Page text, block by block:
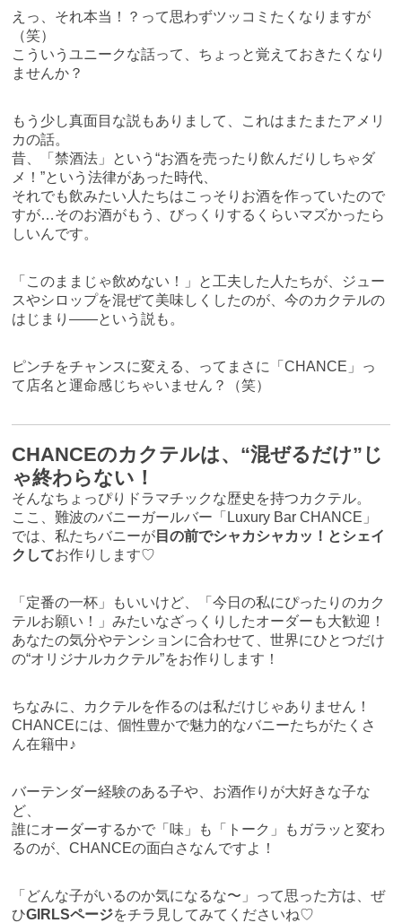
えっ、それ本当！？って思わずツッコミたくなりますが
（笑）
こういうユニークな話って、ちょっと覚えておきたくなり
ませんか？
もう少し真面目な説もありまして、これはまたまたアメリ
カの話。
昔、「禁酒法」という“お酒を売ったり飲んだりしちゃダ
メ！”という法律があった時代、
それでも飲みたい人たちはこっそりお酒を作っていたので
すが…そのお酒がもう、びっくりするくらいマズかったら
しいんです。
「このままじゃ飲めない！」と工夫した人たちが、ジュー
スやシロップを混ぜて美味しくしたのが、今のカクテルの
はじまり――という説も。
ピンチをチャンスに変える、ってまさに「CHANCE」っ
て店名と運命感じちゃいません？（笑）
CHANCEのカクテルは、“混ぜるだけ”じ
ゃ終わらない！
そんなちょっぴりドラマチックな歴史を持つカクテル。
ここ、難波のバニーガールバー「Luxury Bar CHANCE」
では、私たちバニーが 目の前でシャカシャカッ！とシェイ
クしてお作りします♡
「定番の一杯」もいいけど、「今日の私にぴったりのカク
テルお願い！」みたいなざっくりしたオーダーも大歓迎！
あなたの気分やテンションに合わせて、世界にひとつだけ
の“オリジナルカクテル”をお作りします！
ちなみに、カクテルを作るのは私だけじゃありません！
CHANCEには、個性豊かで魅力的なバニーたちがたくさ
ん在籍中♪
バーテンダー経験のある子や、お酒作りが大好きな子な
ど、
誰にオーダーするかで「味」も「トーク」もガラッと変わ
るのが、CHANCEの面白さなんですよ！
「どんな子がいるのか気になるな〜」って思った方は、ぜ
ひGIRLSページをチラ見してみてくださいね♡